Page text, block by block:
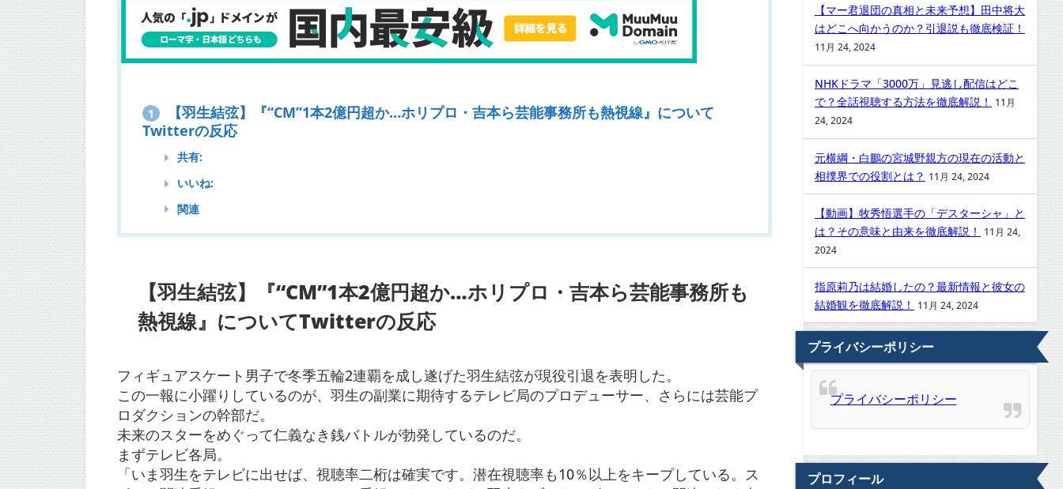
1
【羽生結弦】『“CM”1本2億円超か…ホリプロ・吉本ら芸能事務所も熱視線』について
Twitterの反応
共有:
いいね:
関連
【羽生結弦】『“CM”1本2億円超か…ホリプロ・吉本ら芸能事務所も
熱視線』についてTwitterの反応
フィギュアスケート男子で冬季五輪2連覇を成し遂げた羽生結弦が現役引退を表明した。
この一報に小躍りしているのが、羽生の副業に期待するテレビ局のプロデューサー、さらには芸能プ
ロダクションの幹部だ。
未来のスターをめぐって仁義なき銭バトルが勃発しているのだ。
まずテレビ各局。
「いま羽生をテレビに出せば、視聴率二桁は確実です。潜在視聴率も10％以上をキープしている。ス
【マー君退団の真相と未来予想】田中将大
はどこへ向かうのか？引退説も徹底検証！
11月 24, 2024
NHKドラマ「3000万」見逃し配信はどこ
で？全話視聴する方法を徹底解説！
11月
24, 2024
元横綱・白鵬の宮城野親方の現在の活動と
相撲界での役割とは？ 11月 24, 2024
【動画】牧秀悟選手の「デスターシャ」と
は？その意味と由来を徹底解説！
11月 24,
2024
指原莉乃は結婚したの？最新情報と彼女の
結婚観を徹底解説！
11月 24, 2024
プライバシーポリシー
プライバシーポリシー
プロフィール